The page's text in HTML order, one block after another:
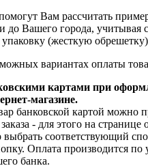
Вам рассчитать
до Вашего города, учитывая
(жесткую обрешетку)
вариантах оплаты
картами при
магазине.
банковской картой можно
- для этого на странице
выбрать соответствующий
Оплата производится по
банка.